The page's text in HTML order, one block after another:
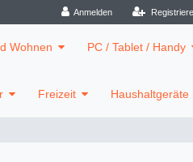
Anmelden
Wohnen PC / Tablet / Handy
Freizeit Haushaltgeräte